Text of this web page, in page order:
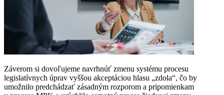
Záverom si dovoľujeme navrhnúť zmenu systému procesu
legislatívnych úprav vyššou akceptáciou hlasu „zdola“, čo by
umožnilo predchádzať zásadným rozporom a pripomienkam